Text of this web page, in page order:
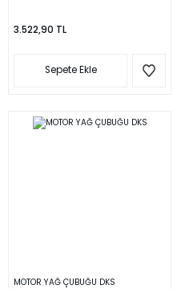
3.522,90 TL
Sepete Ekle
MOTOR YAĞ ÇUBUĞU DKS